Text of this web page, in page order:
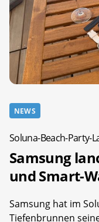
NEWS
Soluna-Beach-Party-
Samsung
und Smart-
Samsung hat im
Tiefenbrunnen